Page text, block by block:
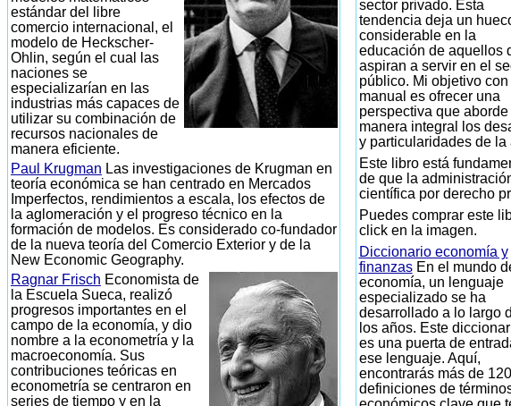
estándar del libre
comercio internacional, el
modelo de Heckscher-
Ohlin, según el cual las
naciones se
especializarían en las
industrias más capaces de
utilizar su combinación de
recursos nacionales de
manera eficiente.
Paul Krugman Las investigaciones de Krugman en
teoría económica se han centrado en Mercados
Imperfectos, rendimientos a escala, los efectos de
la aglomeración y el progreso técnico en la
formación de modelos. Es considerado co-fundador
de la nueva teoría del Comercio Exterior y de la
New Economic Geography.
Ragnar Frisch Economista de
la Escuela Sueca, realizó
progresos importantes en el
campo de la economía, y dio
nombre a la econometría y la
macroeconomía. Sus
contribuciones teóricas en
econometría se centraron en
series de tiempo y en la
sector privado. Esta
tendencia deja un
considerable en la
educación de aquellos
aspiran a servir en el
público. Mi objetivo con
manual es ofrecer una
perspectiva que aborde
manera integral los
y particularidades de
Este libro está
de que la
científica por derecho
Puedes comprar este
click en la imagen.
Diccionario economía y
finanzasEn el mundo
economía, un lenguaje
especializado se ha
desarrollado a lo largo
los años. Este
es una puerta de
ese lenguaje. Aquí,
encontrarás más de
definiciones de